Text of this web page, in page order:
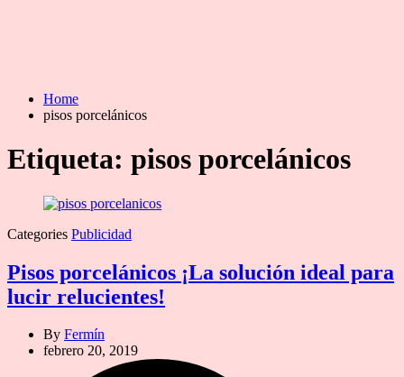
Home
pisos porcelánicos
Etiqueta: pisos porcelánicos
Categories Publicidad
Pisos porcelánicos ¡La solución ideal para
lucir relucientes!
By Fermín
febrero 20, 2019